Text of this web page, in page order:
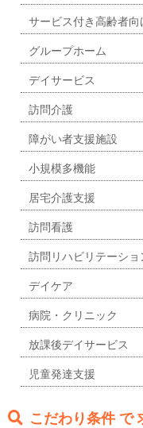
サービス付き高齢者向
グループホーム
デイサービス
訪問介護
障がい者支援施設
小規模多機能
居宅介護支援
訪問看護
訪問リハビリテーショ
デイケア
病院・クリニック
放課後デイサービス
児童発達支援
こだわり条件 で